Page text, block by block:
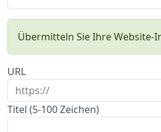
Übermitteln Sie Ihre Website-
URL
Titel (5-100 Zeichen)